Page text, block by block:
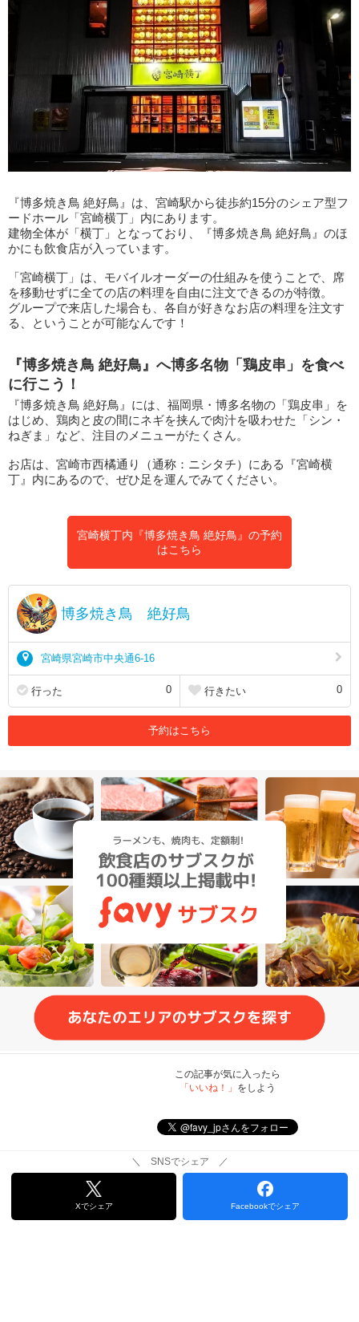
『博多焼き鳥 絶好鳥』は、宮崎駅から徒歩約15分のシェア型フ
ードホール「宮崎横丁」内にあります。
建物全体が「横丁」となっており、『博多焼き鳥 絶好鳥』のほ
かにも飲食店が入っています。
「宮崎横丁」は、モバイルオーダーの仕組みを使うことで、席
を移動せずに全ての店の料理を自由に注文できるのが特徴。
グループで来店した場合も、各自が好きなお店の料理を注文す
る、ということが可能なんです！
『博多焼き鳥 絶好鳥』へ博多名物「鶏皮串」を食べ
に行こう！
『博多焼き鳥 絶好鳥』には、福岡県・博多名物の「鶏皮串」を
はじめ、鶏肉と皮の間にネギを挟んで肉汁を吸わせた「シン・
ねぎま」など、注目のメニューがたくさん。
お店は、宮崎市西橘通り（通称：ニシタチ）にある『宮崎横
丁』内にあるので、ぜひ足を運んでみてください。
宮崎横丁内『博多焼き鳥 絶好鳥』の予約
はこちら
博多焼き鳥 絶好鳥
宮崎県宮崎市中央通6-16
行った 0 行きたい 0
予約はこちら
この記事が気に入ったら
「いいね！」 をしよう
＼ SNSでシェア ／
Xでシェア Facebookでシェア